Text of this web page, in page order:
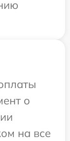
о
на все